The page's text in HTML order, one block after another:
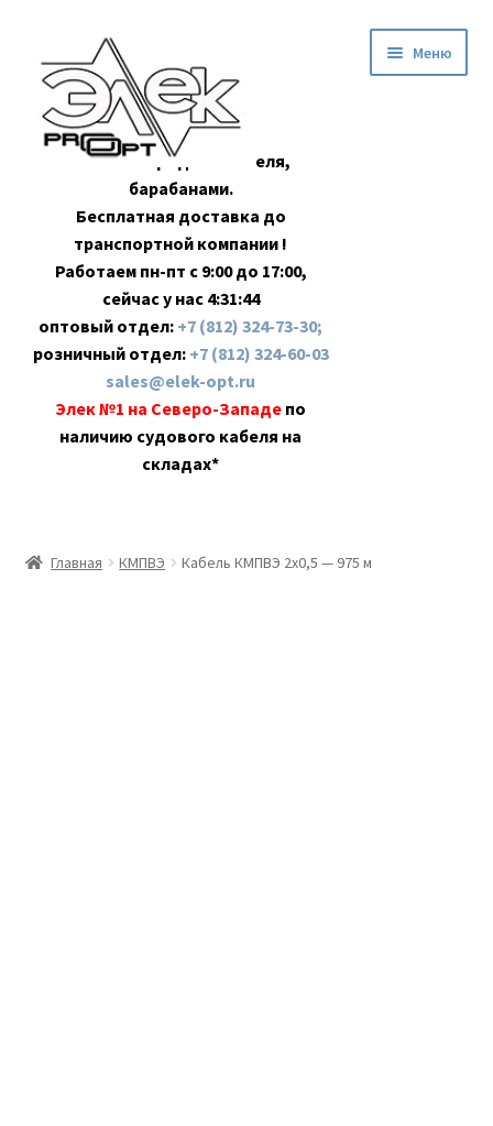
навигации
содержимому
Оптовая продажа кабеля,
барабанами.
Бесплатная доставка до
транспортной компании !
Работаем пн-пт с 9:00 до 17:00,
сейчас у нас 4:31:44
оптовый отдел: +7 (812) 324-73-30;
розничный отдел: +7 (812) 324-60-03
sales@elek-opt.ru
Элек №1 на Северо-Западе по
наличию судового кабеля на
складах*
Меню
Главная КМПВЭ Кабель КМПВЭ 2х0,5 — 975 м